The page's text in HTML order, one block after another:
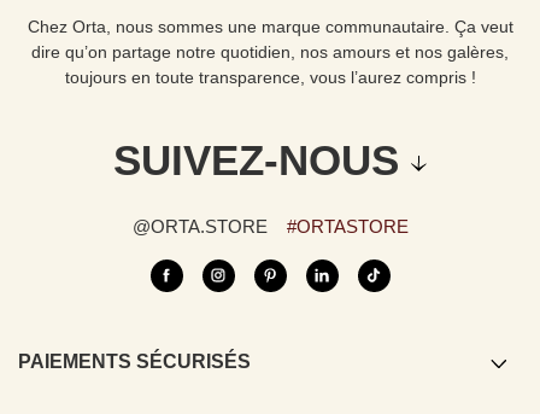
Chez Orta, nous sommes une marque communautaire. Ça veut
dire qu’on partage notre quotidien, nos amours et nos galères,
toujours en toute transparence, vous l’aurez compris !
SUIVEZ-NOUS
@ORTA.STORE #ORTASTORE
PAIEMENTS SÉCURISÉS